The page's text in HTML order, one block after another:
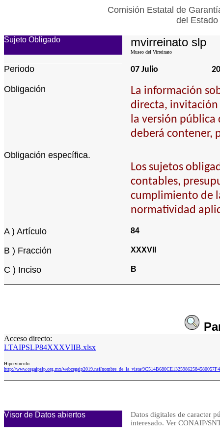
Comisión Estatal de
del
Sujeto Obligado mvirreinato slp
Museo del Virreinato
Periodo 07 Julio
Obligación
La información
directa,
la versión pública
deberá contener,
Obligación específica.
Los sujetos
contables,
cumplimiento de
normatividad
A ) Artículo 84
B ) Fracción XXXVII
C ) Inciso B
Acceso directo:
LTAIPSLP84XXXVIIB.xlsx
Hipervinculo
http://www.cegaipslp.org.mx/webcegaip2019.nsf/nombre_de_la_vista/
Visor de Datos abiertos
Datos digitales de caracter
interesado. Ver CONAIP/